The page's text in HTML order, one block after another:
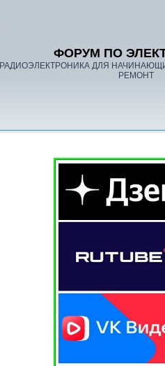
ФОРУМ ПО
РАДИОЭЛЕКТРОНИКА ДЛЯ
РЕМОНТ